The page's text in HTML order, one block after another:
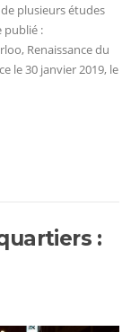
plusieurs études
publié :
Renaissance du
le 30 janvier 2019, le
: